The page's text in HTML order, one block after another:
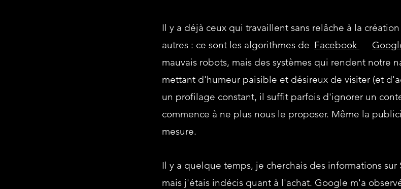
Il y a déjà ceux qui travaillent sans relâche à la
autres : ce sont les algorithmes de Facebook
mauvais robots, mais des systèmes qui rendent notre
mettant d'humeur paisible et désireux de visiter (et
un profilage constant, il suffit parfois d'ignorer un
commence à ne plus nous le proposer. Même la
mesure.
Il y a quelque temps, je cherchais des informations
mais j'étais indécis quant à l'achat. Google m'a